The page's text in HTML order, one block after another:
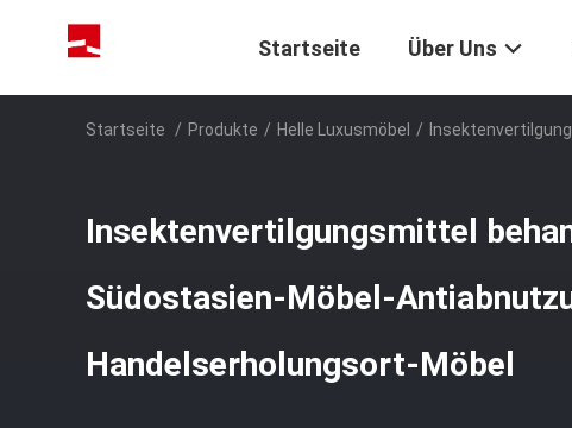
Startseite Über Uns
Startseite / Produkte / Helle Luxusmöbel /
Insektenvertilgungsmittel
Südostasien-Möbel-
Handelserholungsort-Möbel